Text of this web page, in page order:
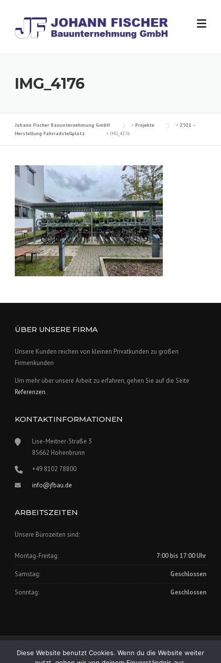
content
IMG_4176
Johann Fischer Bauunternehmung GmbH > Projekte > 2021 –
Herstellung Fahrradstellplatz
> IMG_4176
ÜBER UNSERE FIRMA
Unsere Kunden reichen von kleinen Privatkunden zu großen
Firmenkunden
Um mehr über unsere Arbeit zu erfahren, gehen Sie auf die Seite
Referenzen.
KONTAKTINFORMATIONEN
Lise-Meitner-Straße 3
85662 Hohenbrunn
+49 8102 78800
info@jfbau.de
ARBEITSZEITEN
Unsere Bürozeiten sind:
Montag-Freitag: 7:00 bis 17:00 Uhr
Samstag: Geschlossen
Sonntag: Geschlossen
Impressum|Datenschutz
Diese Website benutzt Cookies. Wenn du die Website weiter